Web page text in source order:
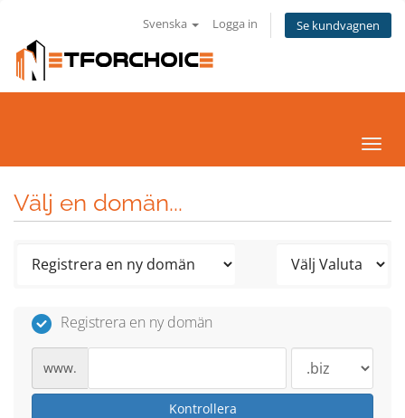
Svenska Logga in Se kundvagnen
Växla
Välj en domän...
Registrera en ny domän
www.
Kontrollera